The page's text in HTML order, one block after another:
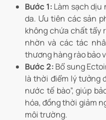
Bước 1: Làm sạch dịu
da. Ưu tiên các sản
không chứa chất tẩy
nhờn và các tác
thương hàng rào bảo
Bước 2: Bổ sung
là thời điểm lý tưởng
nước tế bào”, giúp
hóa, đồng thời giảm
môi trường.